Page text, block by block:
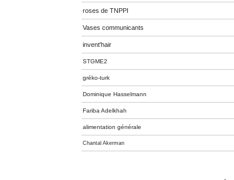
roses de TNPPI
Vases communicants
invent'hair
STGME2
gréko-turk
Dominique Hasselmann
Fariba Adelkhah
alimentation générale
Chantal Akerman